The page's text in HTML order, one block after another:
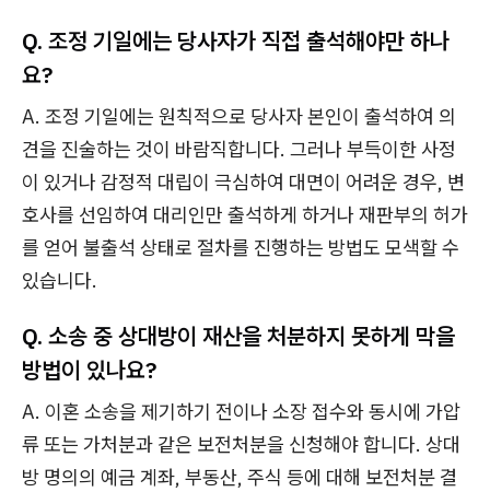
Q. 조정 기일에는 당사자가 직접 출석해야만 하나
요?
A. 조정 기일에는 원칙적으로 당사자 본인이 출석하여 의
견을 진술하는 것이 바람직합니다. 그러나 부득이한 사정
이 있거나 감정적 대립이 극심하여 대면이 어려운 경우, 변
호사를 선임하여 대리인만 출석하게 하거나 재판부의 허가
를 얻어 불출석 상태로 절차를 진행하는 방법도 모색할 수
있습니다.
Q. 소송 중 상대방이 재산을 처분하지 못하게 막을
방법이 있나요?
A. 이혼 소송을 제기하기 전이나 소장 접수와 동시에 가압
류 또는 가처분과 같은 보전처분을 신청해야 합니다. 상대
방 명의의 예금 계좌, 부동산, 주식 등에 대해 보전처분 결